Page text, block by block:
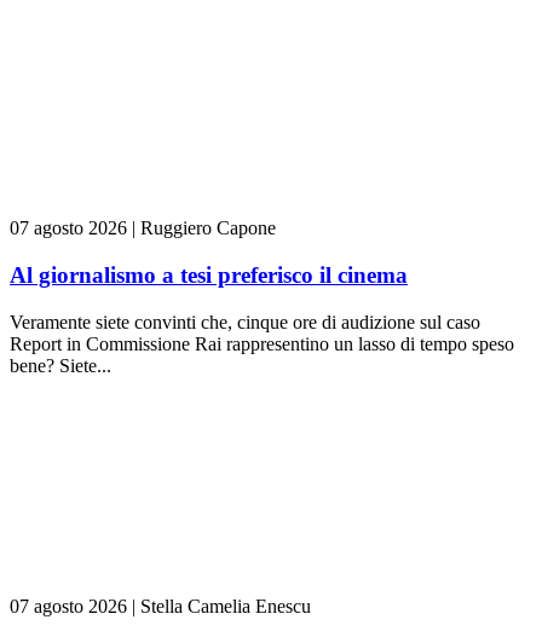
07 agosto 2026 | Ruggiero Capone
Al giornalismo a tesi preferisco il cinema
Veramente siete convinti che, cinque ore di audizione sul caso
Report in Commissione Rai rappresentino un lasso di tempo speso
bene? Siete...
07 agosto 2026 | Stella Camelia Enescu